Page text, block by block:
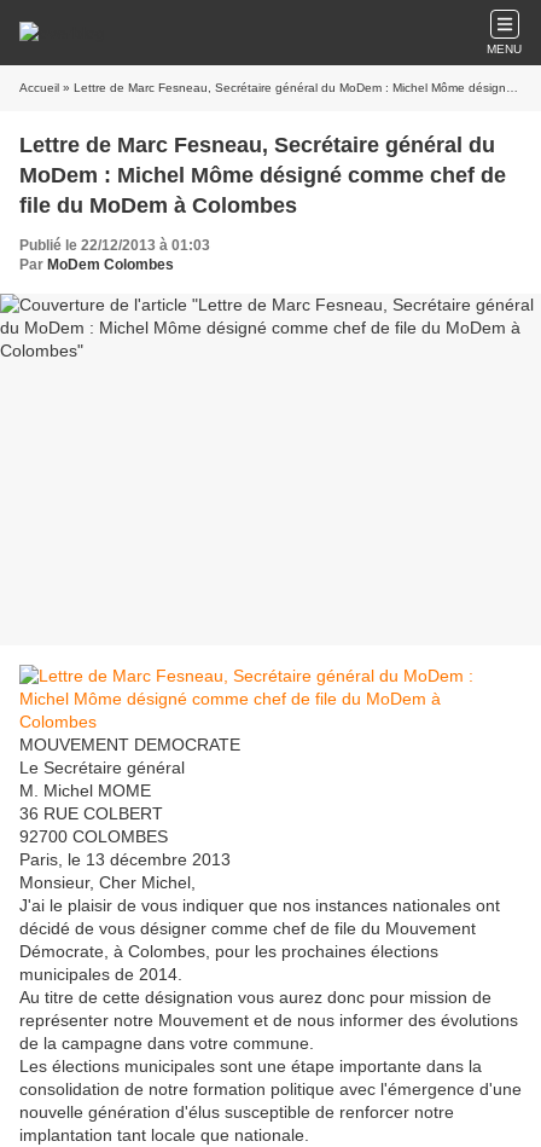
MENU
Accueil » Lettre de Marc Fesneau, Secrétaire général du MoDem : Michel Môme désigné comme chef de file du MoDem à Colombes
Lettre de Marc Fesneau, Secrétaire général du
MoDem : Michel Môme désigné comme chef de
file du MoDem à Colombes
Publié le 22/12/2013 à 01:03
Par MoDem Colombes
MOUVEMENT DEMOCRATE
Le Secrétaire général
M. Michel MOME
36 RUE COLBERT
92700 COLOMBES
Paris, le 13 décembre 2013
Monsieur, Cher Michel,
J'ai le plaisir de vous indiquer que nos instances nationales ont
décidé de vous désigner comme chef de file du Mouvement
Démocrate, à Colombes, pour les prochaines élections
municipales de 2014.
Au titre de cette désignation vous aurez donc pour mission de
représenter notre Mouvement et de nous informer des évolutions
de la campagne dans votre commune.
Les élections municipales sont une étape importante dans la
consolidation de notre formation politique avec l'émergence d'une
nouvelle génération d'élus susceptible de renforcer notre
implantation tant locale que nationale.